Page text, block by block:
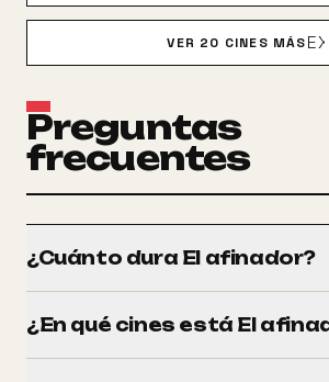
VER 20 CINES MÁS
Preguntas
frecuentes
¿Cuánto dura El afinador?
¿En qué cines está El